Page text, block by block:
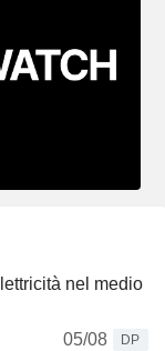
nel medio
05/08
DP